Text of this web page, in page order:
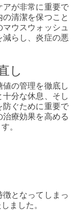
が非常に重要で
清潔を保つこと
ウスウォッシュ
らし、炎症の悪
し
の管理を徹底し
分な休息、そし
ぐために重要で
療効果を高める
。
となってしまっ
ました。